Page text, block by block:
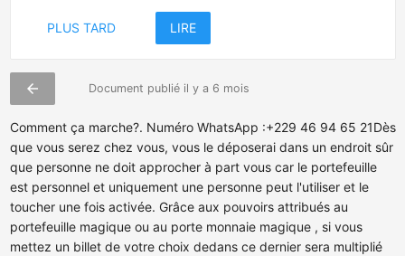
PLUS TARD LIRE
arrow_back Document publié il y a 6 mois
Comment ça marche?. Numéro WhatsApp :+229 46 94 65 21Dès
que vous serez chez vous, vous le déposerai dans un endroit sûr
que personne ne doit approcher à part vous car le portefeuille
est personnel et uniquement une personne peut l'utiliser et le
toucher une fois activée. Grâce aux pouvoirs attribués au
portefeuille magique ou au porte monnaie magique , si vous
mettez un billet de votre choix dedans ce dernier sera multiplié